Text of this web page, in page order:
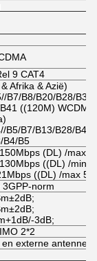
9 CAT4
Afrika & Azië)
B7/B8/B20/B28/
((120M)
B5/B7/B13/B28/
B4/B5
(DL) /max
((DL) /min
((DL) /max
norm
3dB;
2*2
externe antenne